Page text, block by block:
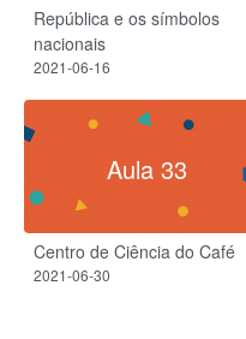
República e os símbolos
nacionais
2021-06-16
Aula 33
Centro de Ciência do Café
2021-06-30